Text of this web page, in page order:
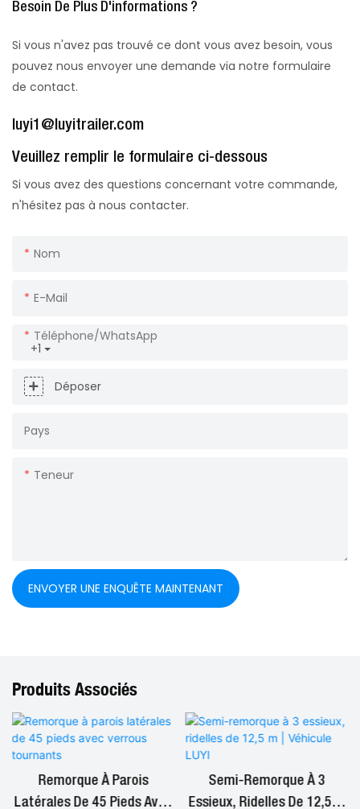
Besoin De Plus D'informations ?
Si vous n'avez pas trouvé ce dont vous avez besoin, vous
pouvez nous envoyer une demande via notre formulaire
de contact.
luyi1@luyitrailer.com
Veuillez remplir le formulaire ci-dessous
Si vous avez des questions concernant votre commande,
n'hésitez pas à nous contacter.
Nom
E-Mail
+1
Téléphone/WhatsApp
Déposer
Pays
Teneur
ENVOYER UNE ENQUÊTE MAINTENANT
Produits Associés
Remorque À Parois
Latérales De 45 Pieds Avec
Semi-Remorque À 3
Essieux, Ridelles De 12,5 M